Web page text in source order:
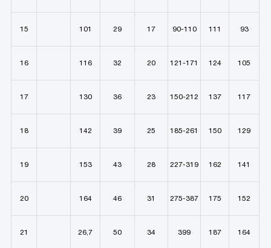
15 101 29 17 90-110 111 93
16 116 32 20 121-171 124 105
17 130 36 23 150-212 137 117
18 142 39 25 185-261 150 129
19 153 43 28 227-319 162 141
20 164 46 31 275-387 175 152
21 26,7 50 34 399 187 164